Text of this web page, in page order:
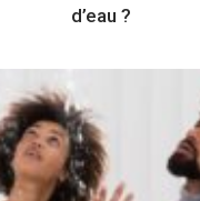
d’eau ?